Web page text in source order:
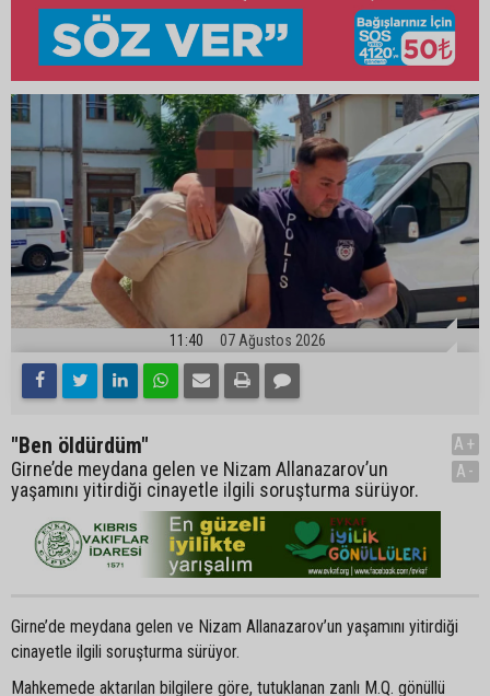
11:40 07 Ağustos 2026
"Ben öldürdüm"
Girne’de meydana gelen ve Nizam Allanazarov’un
yaşamını yitirdiği cinayetle ilgili soruşturma sürüyor.
A+
A-
Girne’de meydana gelen ve Nizam Allanazarov’un yaşamını yitirdiği
cinayetle ilgili soruşturma sürüyor.
Mahkemede aktarılan bilgilere göre, tutuklanan zanlı M.Q. gönüllü